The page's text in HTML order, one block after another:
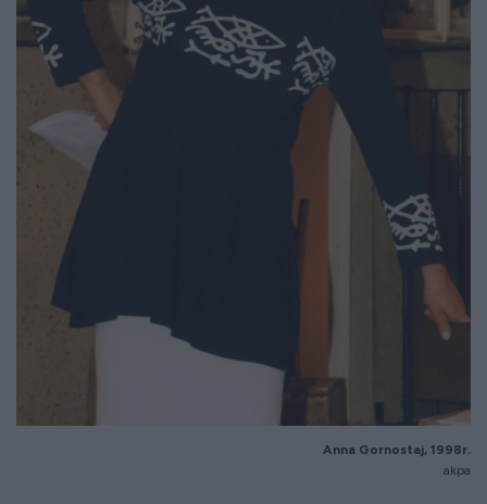
Anna Gornostaj, 1998r.
akpa